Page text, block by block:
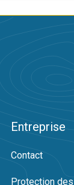
Entreprise
Contact
Protection